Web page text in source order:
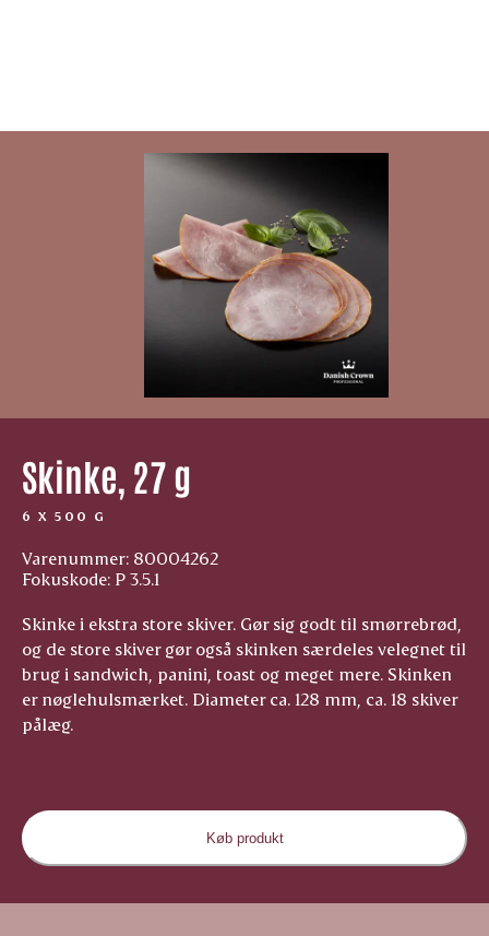
Skinke, 27 g
6 X 500 G
Varenummer: 80004262
Fokuskode: P 3.5.1
Skinke i ekstra store skiver. Gør sig godt til smørrebrød,
og de store skiver gør også skinken særdeles velegnet til
brug i sandwich, panini, toast og meget mere. Skinken
er nøglehulsmærket. Diameter ca. 128 mm, ca. 18 skiver
pålæg.
Køb produkt